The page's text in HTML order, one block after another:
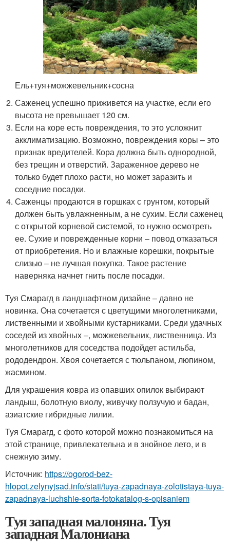
Ель+туя+можжевельник+сосна
Саженец успешно приживется на участке, если его
высота не превышает 120 см.
Если на коре есть повреждения, то это усложнит
акклиматизацию. Возможно, повреждения коры – это
признак вредителей. Кора должна быть однородной,
без трещин и отверстий. Зараженное дерево не
только будет плохо расти, но может заразить и
соседние посадки.
Саженцы продаются в горшках с грунтом, который
должен быть увлажненным, а не сухим. Если саженец
с открытой корневой системой, то нужно осмотреть
ее. Сухие и поврежденные корни – повод отказаться
от приобретения. Но и влажные корешки, покрытые
слизью – не лучшая покупка. Такое растение
наверняка начнет гнить после посадки.
Туя Смарагд в ландшафтном дизайне – давно не
новинка. Она сочетается с цветущими многолетниками,
лиственными и хвойными кустарниками. Среди удачных
соседей из хвойных –, можжевельник, лиственница. Из
многолетников для соседства подойдет астильба,
рододендрон. Хвоя сочетается с тюльпаном, люпином,
жасмином.
Для украшения ковра из опавших опилок выбирают
ландыш, болотную виолу, живучку ползучую и бадан,
азиатские гибридные лилии.
Туя Смарагд, с фото которой можно познакомиться на
этой странице, привлекательна и в знойное лето, и в
снежную зиму.
Источник: https://ogorod-bez-
hlopot.zelynyjsad.info/stati/tuya-zapadnaya-zolotistaya-tuya-
zapadnaya-luchshie-sorta-fotokatalog-s-opisaniem
Туя западная малоняна. Туя
западная Малониана